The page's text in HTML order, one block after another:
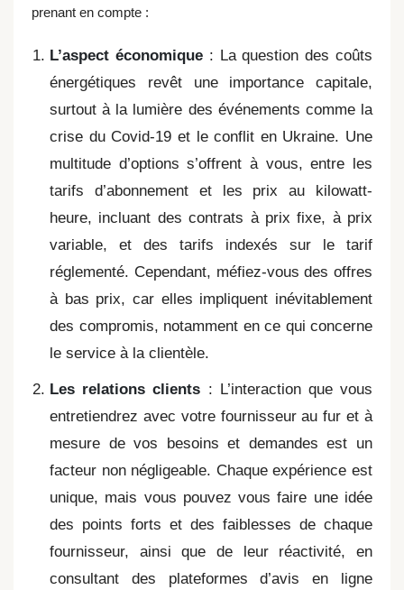
prenant en compte :
L’aspect économique: La question des coûts
énergétiques revêt une importance capitale,
surtout à la lumière des événements comme la
crise du Covid-19 et le conflit en Ukraine. Une
multitude d’options s’offrent à vous, entre les
tarifs d’abonnement et les prix au kilowatt-
heure, incluant des contrats à prix fixe, à prix
variable, et des tarifs indexés sur le tarif
réglementé. Cependant, méfiez-vous des offres
à bas prix, car elles impliquent inévitablement
des compromis, notamment en ce qui concerne
le service à la clientèle.
Les relations clients : L’interaction que vous
entretiendrez avec votre fournisseur au fur et à
mesure de vos besoins et demandes est un
facteur non négligeable. Chaque expérience est
unique, mais vous pouvez vous faire une idée
des points forts et des faiblesses de chaque
fournisseur, ainsi que de leur réactivité, en
consultant des plateformes d’avis en ligne